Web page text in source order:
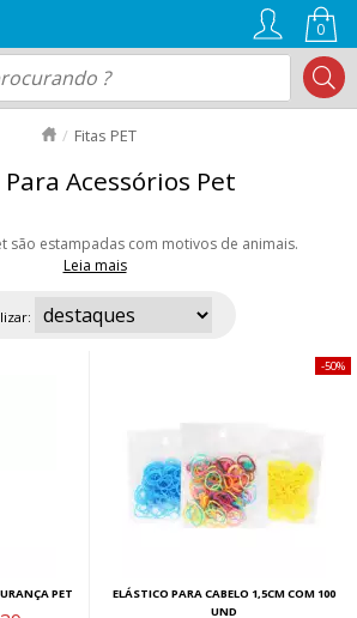
0
Fitas PET
Acessórios Pet
são estampadas com motivos de animais.
Leia mais
Confira as lindas estampas, uma mais fofa
nossas ofertas e envio rápido para todo Brasil!
PET
ELÁSTICO PARA CABELO 1,5CM COM 100
UND
50%